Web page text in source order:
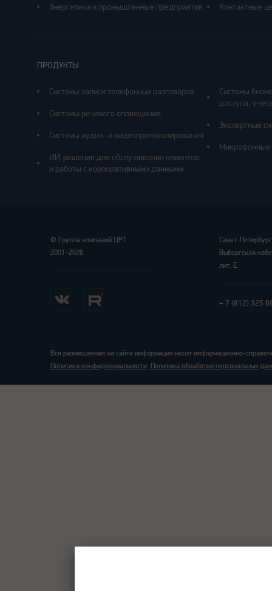
Энергетика и промышленные предприятия Контактные
ПРОДУКТЫ
Системы записи телефонных разговоров
Системы речевого оповещения
Системы аудио- и видеопротоколирования
ИИ-решения для обслуживания клиентов
и работы с корпоративными данными
Системы
доступа,
Экспертные
Микрофонные
© Группа компаний ЦРТ
2001–2026
Санкт-Петербург
Выборгская
лит. Е
+ 7 (812) 325
Вся размещенная на сайте информация носит информационно-
Политика конфиденциальности. Политика обработки персональных